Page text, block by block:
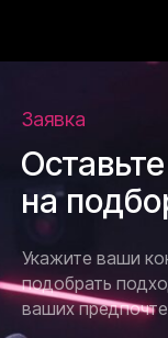
на
Заявка
Укажите ваши
подобрать
ваших